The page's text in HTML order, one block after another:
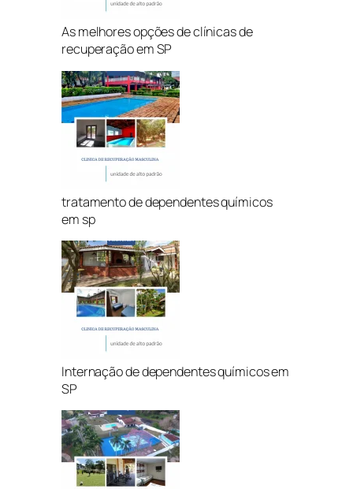
As melhores opções de clínicas de
recuperação em SP
tratamento de dependentes químicos
em sp
Internação de dependentes químicos em
SP